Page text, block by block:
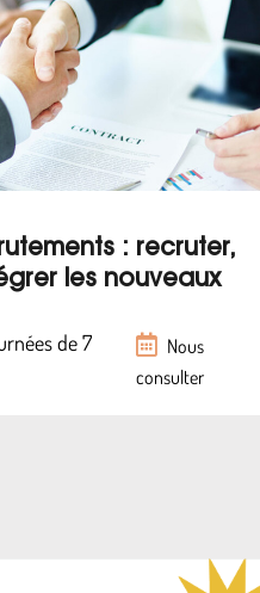
: recruter,
les nouveaux
de 7
Nous
consulter